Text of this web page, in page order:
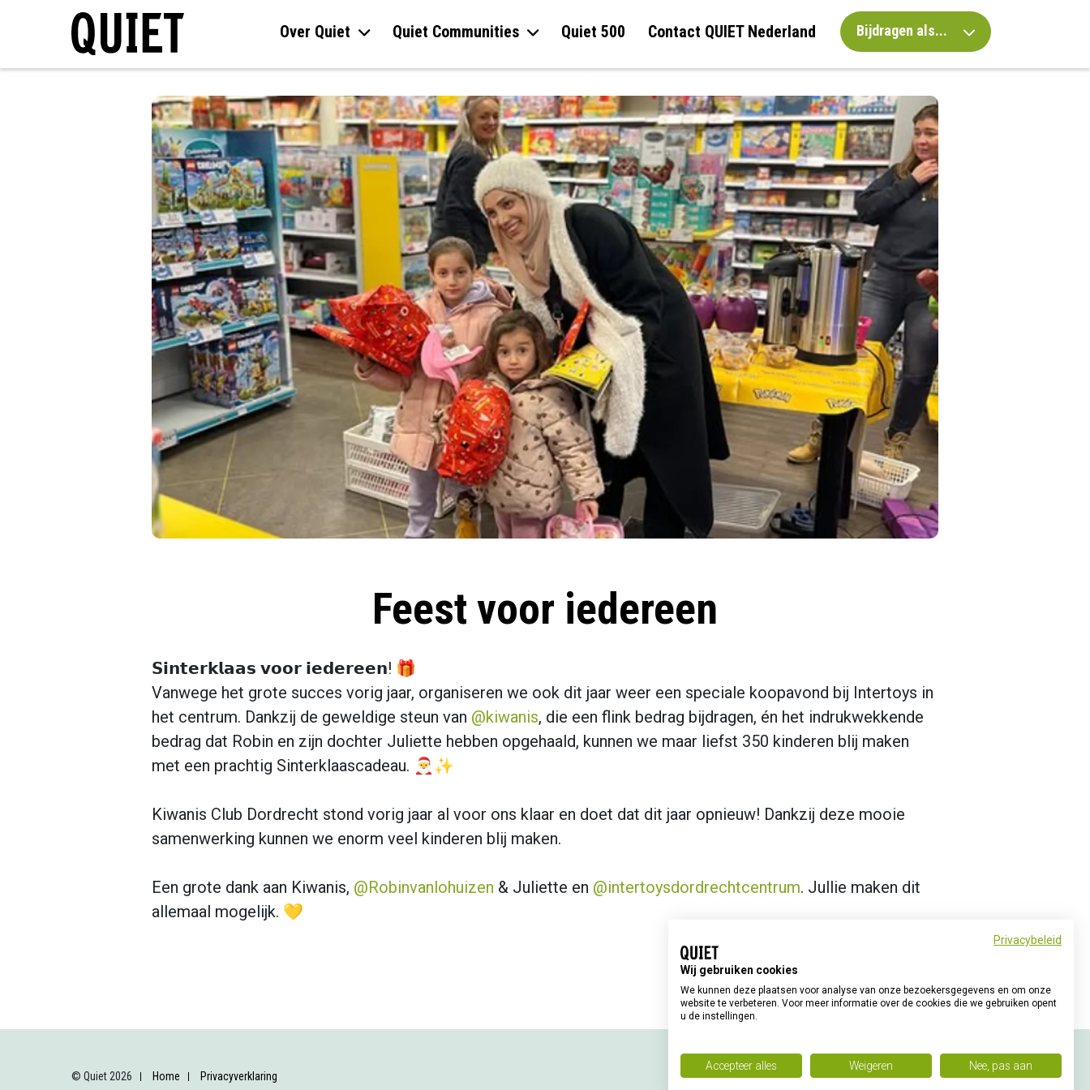
Over Quiet Quiet Communities Quiet 500 Contact QUIET Nederland Bijdragen als...
Feest voor iedereen
𝗦𝗶𝗻𝘁𝗲𝗿𝗸𝗹𝗮𝗮𝘀 𝘃𝗼𝗼𝗿 𝗶𝗲𝗱𝗲𝗿𝗲𝗲𝗻! 🎁
Vanwege het grote succes vorig jaar, organiseren we ook dit jaar weer een speciale koopavond bij Intertoys in
het centrum. Dankzij de geweldige steun van @kiwanis, die een flink bedrag bijdragen, én het indrukwekkende
bedrag dat Robin en zijn dochter Juliette hebben opgehaald, kunnen we maar liefst 350 kinderen blij maken
met een prachtig Sinterklaascadeau. 🎅✨
Kiwanis Club Dordrecht stond vorig jaar al voor ons klaar en doet dat dit jaar opnieuw! Dankzij deze mooie
samenwerking kunnen we enorm veel kinderen blij maken.
Een grote dank aan Kiwanis, @Robinvanlohuizen & Juliette en @intertoysdordrechtcentrum. Jullie maken dit
allemaal mogelijk. 💛
© Quiet 2026 Home Privacyverklaring Quiet op social media
Privacybeleid
Wij gebruiken cookies
We kunnen deze plaatsen voor analyse van onze bezoekersgegevens en om onze
website te verbeteren. Voor meer informatie over de cookies die we gebruiken opent
u de instellingen.
Accepteer alles Weigeren Nee, pas aan